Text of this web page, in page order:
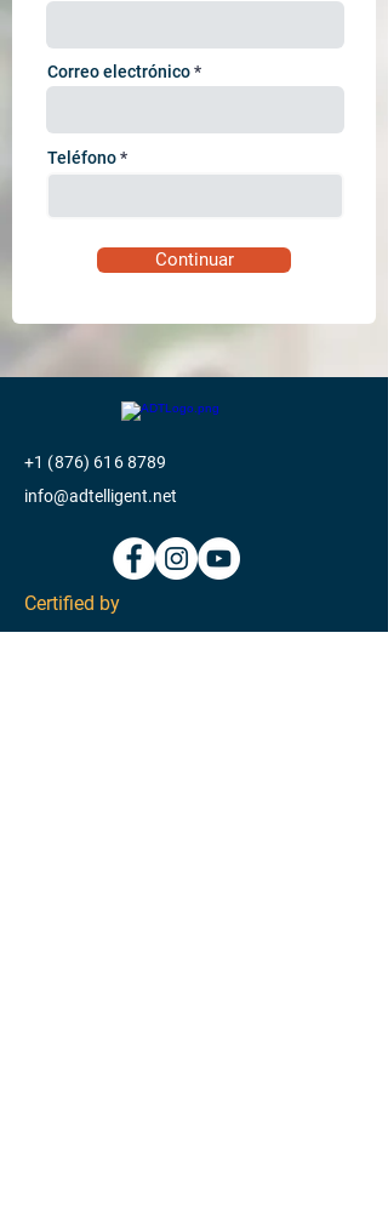
Correo electrónico
Teléfono
Continuar
+1 (876) 616 8789
info@adtelligent.net
Certified by